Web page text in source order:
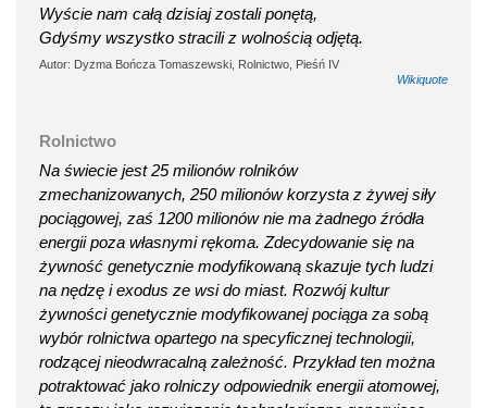
Wyście nam całą dzisiaj zostali ponętą,
Gdyśmy wszystko stracili z wolnością odjętą.
Autor: Dyzma Bończa Tomaszewski, Rolnictwo, Pieśń IV
Wikiquote
Rolnictwo
Na świecie jest 25 milionów rolników
zmechanizowanych, 250 milionów korzysta z żywej siły
pociągowej, zaś 1200 milionów nie ma żadnego źródła
energii poza własnymi rękoma. Zdecydowanie się na
żywność genetycznie modyfikowaną skazuje tych ludzi
na nędzę i exodus ze wsi do miast. Rozwój kultur
żywności genetycznie modyfikowanej pociąga za sobą
wybór rolnictwa opartego na specyficznej technologii,
rodzącej nieodwracalną zależność. Przykład ten można
potraktować jako rolniczy odpowiednik energii atomowej,